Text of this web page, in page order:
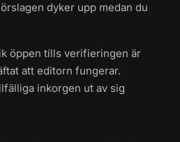
dyker upp medan du
öppen tills verifieringen är
att editorn fungerar.
inkorgen ut av sig